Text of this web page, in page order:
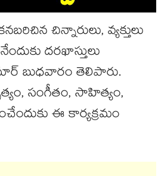
చిన్నారులు, వ్యక్తులు
దరఖాస్తులు
బుధవారం తెలిపారు.
సంగీతం, సాహిత్యం,
ఈ కార్యక్రమం